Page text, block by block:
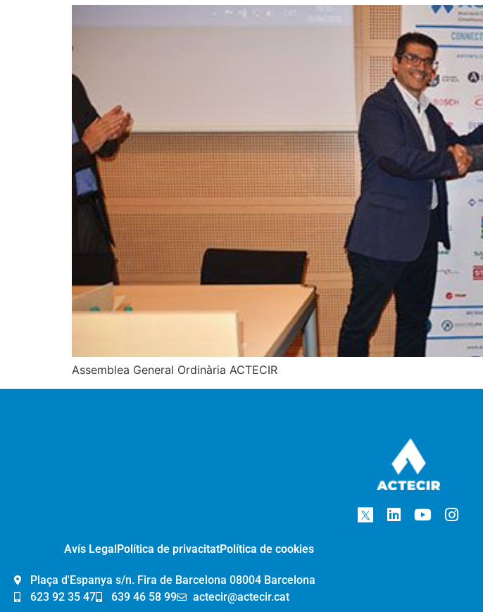
Assemblea General Ordinària ACTECIR
Avís Legal Política de privacitatPolítica de cookies
Plaça d'Espanya s/n. Fira de Barcelona 08004 Barcelona
623 92 35 47
639 46 58 99 actecir@actecir.cat